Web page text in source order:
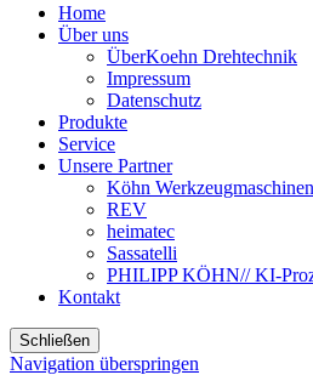
Home
Über uns
ÜberKoehn Drehtechnik
Impressum
Datenschutz
Produkte
Service
Unsere Partner
Köhn Werkzeugmaschinen
REV
heimatec
Sassatelli
PHILIPP KÖHN// KI-
Kontakt
Schließen
Navigation überspringen